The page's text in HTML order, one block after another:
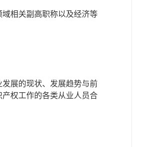
相关副高职称以及经济等
展的现状、发展趋势与前
权工作的各类从业人员合